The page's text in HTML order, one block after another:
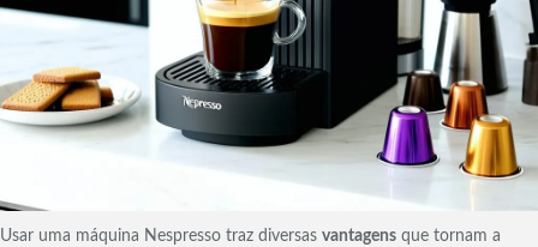
Usar uma máquina Nespresso traz diversas vantagens que tornam a